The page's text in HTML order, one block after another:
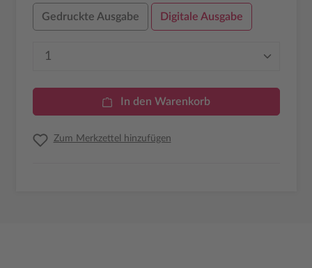
Gedruckte Ausgabe Digitale Ausgabe
Produkt Anzahl: Gib den gewünschten
In den Warenkorb
Zum Merkzettel hinzufügen